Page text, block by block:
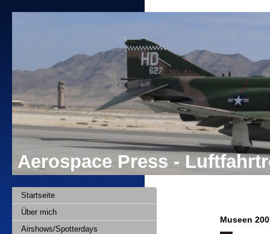
Aerospace Press -
Museen
Startseite
Über mich
Airshows/Spotterdays